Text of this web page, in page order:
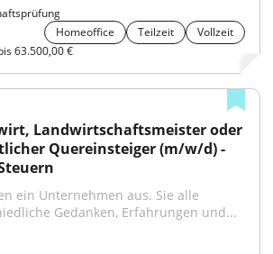
Homeoffice
Teilzeit
Vollzeit
63.500,00 €
Landwirtschaftsmeister oder
Quereinsteiger (m/w/d) -
ein Unternehmen aus. Sie alle
Gedanken, Erfahrungen und...